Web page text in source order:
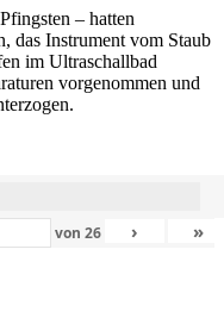
– hatten
das Instrument vom Staub
im Ultraschallbad
vorgenommen und
von26 › »